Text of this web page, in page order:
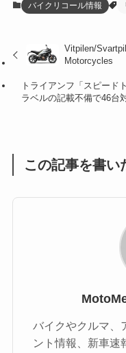
(32) (36)
(47)
(16)
バイクリコール情報
Vitpilen/
Motorcycles
トライアンフ「スピー
ラベルの記載不備で46台
この記事を書い
バイクやクルマ、
ント情報、新車速